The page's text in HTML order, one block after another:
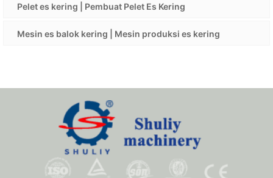
Pelet es kering | Pembuat Pelet Es Kering
Mesin es balok kering | Mesin produksi es kering